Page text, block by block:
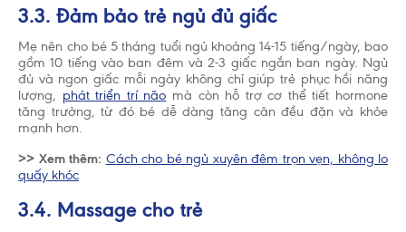
3.3. Đảm bảo trẻ ngủ đủ giấc
Mẹ nên cho bé 5 tháng tuổi ngủ khoảng 14-15 tiếng/ngày, bao
gồm 10 tiếng vào ban đêm và 2-3 giấc ngắn ban ngày. Ngủ
đủ và ngon giấc mỗi ngày không chỉ giúp trẻ phục hồi năng
lượng, phát triển trí não mà còn hỗ trợ cơ thể tiết hormone
tăng trưởng, từ đó bé dễ dàng tăng cân đều đặn và khỏe
mạnh hơn.
>> Xem thêm: Cách cho bé ngủ xuyên đêm trọn vẹn, không lo
quấy khóc
3.4. Massage cho trẻ